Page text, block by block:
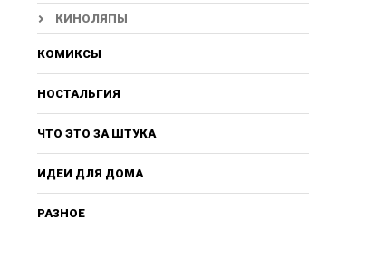
КИНОЛЯПЫ
КОМИКСЫ
НОСТАЛЬГИЯ
ЧТО ЭТО ЗА ШТУКА
ИДЕИ ДЛЯ ДОМА
РАЗНОЕ